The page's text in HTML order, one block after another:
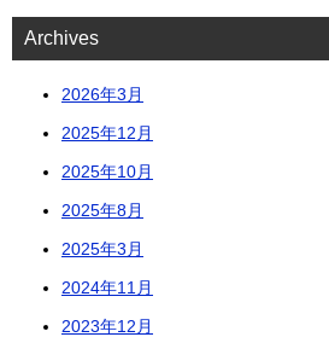
Archives
2026年3月
2025年12月
2025年10月
2025年8月
2025年3月
2024年11月
2023年12月